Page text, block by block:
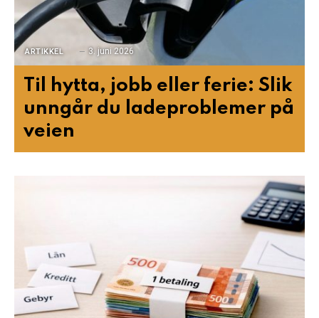
ARTIKKEL 3. juni 2026
Til hytta, jobb eller ferie: Slik
unngår du ladeproblemer på
veien